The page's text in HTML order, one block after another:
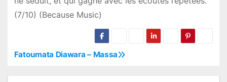
(7/10) (Because Music)
P
Fatoumata Diawara – Massa